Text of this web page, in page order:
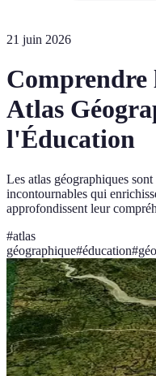
21 juin 2026
Atlas
l'Éducation
Les atlas géographiques
incontournables qui
approfondissent leur
#atlas
géographique#éducation#